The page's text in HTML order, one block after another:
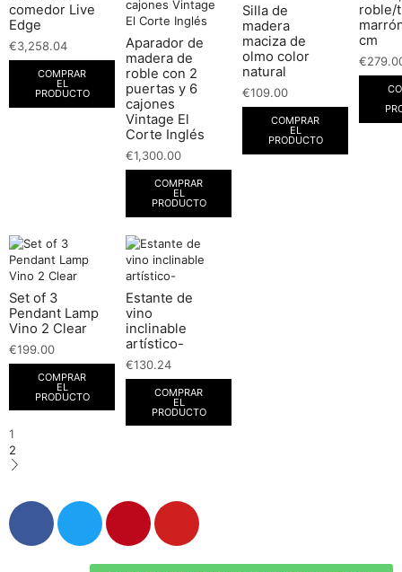
comedor Live
Edge
€3,258.04
COMPRAR
EL
PRODUCTO
Aparador de
madera de
roble con 2
puertas y 6
cajones
Vintage El
Corte Inglés
€1,300.00
COMPRAR
EL
PRODUCTO
Silla de
madera
maciza de
olmo color
natural
€109.00
COMPRAR
EL
PRODUCTO
roble/
cm
€
Set of 3
Pendant Lamp
Vino 2 Clear
€199.00
COMPRAR
EL
PRODUCTO
Estante de
vino
inclinable
artístico-
€130.24
COMPRAR
EL
PRODUCTO
1
2